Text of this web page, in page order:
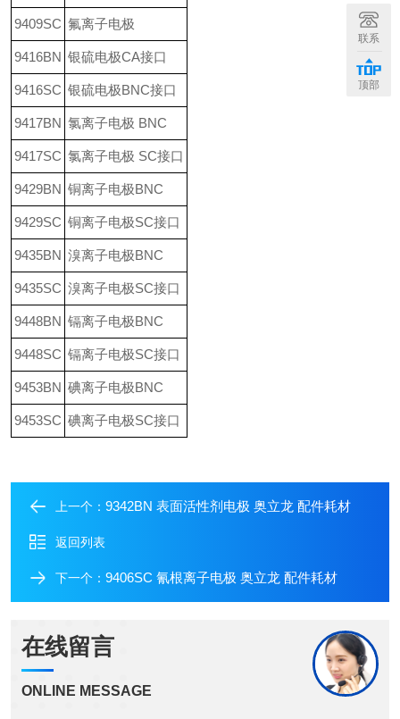
9409SC 氟离子电极
9416BN 银硫电极CA接口
9416SC 银硫电极BNC接口
9417BN 氯离子电极 BNC
9417SC 氯离子电极 SC接口
9429BN 铜离子电极BNC
9429SC 铜离子电极SC接口
9435BN 溴离子电极BNC
9435SC 溴离子电极SC接口
9448BN 镉离子电极BNC
9448SC 镉离子电极SC接口
9453BN 碘离子电极BNC
9453SC 碘离子电极SC接口
上一个： 9342BN 表面活性剂电极 奥立龙 配件耗材
返回列表
下一个： 9406SC 氰根离子电极 奥立龙 配件耗材
在线留言
ONLINE MESSAGE
联系
顶部